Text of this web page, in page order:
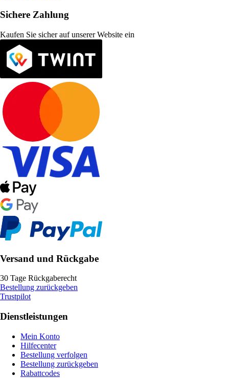
Sichere Zahlung
Kaufen Sie sicher auf unserer Website ein
Versand und Rückgabe
30 Tage Rückgaberecht
Bestellung zurückgeben
Trustpilot
Dienstleistungen
Mein Konto
Hilfecenter
Bestellung verfolgen
Bestellung zurückgeben
Rabattcodes